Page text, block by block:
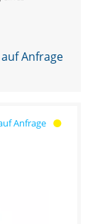
Anfrage
Anfrage